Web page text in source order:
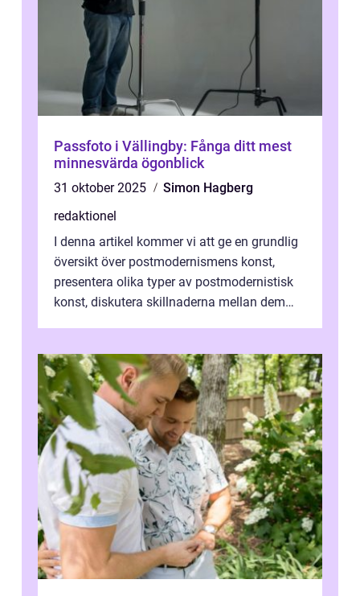
Passfoto i Vällingby: Fånga ditt mest
minnesvärda ögonblick
31 oktober 2025
Simon Hagberg
redaktionel
I denna artikel kommer vi att ge en grundlig
översikt över postmodernismens konst,
presentera olika typer av postmodernistisk
konst, diskutera skillnaderna mellan dem